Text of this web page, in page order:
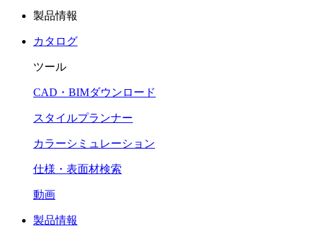
製品情報
カタログ
ツール
CAD・BIMダウンロード
スタイルプランナー
カラーシミュレーション
仕様・表面材検索
動画
製品情報